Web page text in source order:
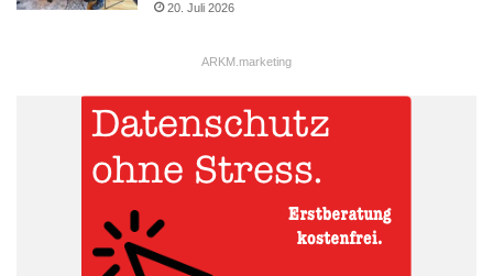
20. Juli 2026
ARKM.marketing